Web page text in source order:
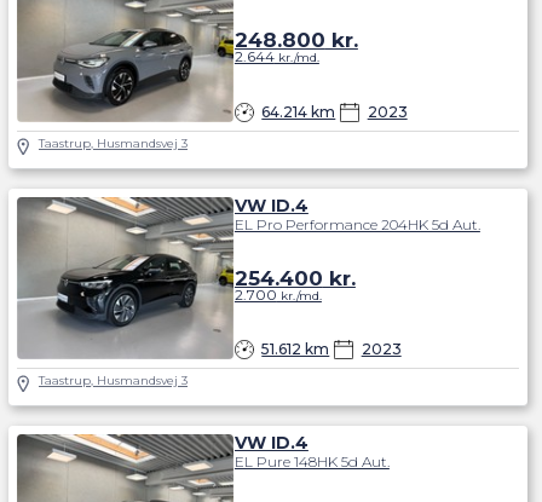
64.214 km 2023
248.800 kr.
2.644kr./md.
Taastrup, Husmandsvej 3
VW ID.4
EL Pro Performance 204HK 5d Aut.
51.612 km 2023
254.400 kr.
2.700 kr./md.
Taastrup, Husmandsvej 3
VW ID.4
EL Pure 148HK 5d Aut.